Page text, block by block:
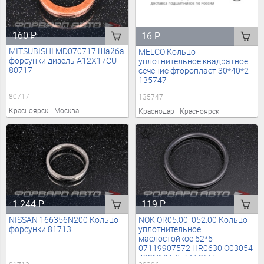
160₽
MITSUBISHI MD070717 Шайба
форсунки дизель A12X17CU
80717
80717
Красноярск
Москва
16₽
MELCO Кольцо
уплотнительное квадратное
сечение фторопласт 30*40*2
135747
135747
Краснодар
Красноярск
1 244₽
NISSAN 166356N200 Кольцо
форсунки 81713
119₽
NOK OR05.00_052.00 Кольцо
уплотнительное
маслостойкое 52*5
07119907572 HR0630 O03054
432N10475Z A50155